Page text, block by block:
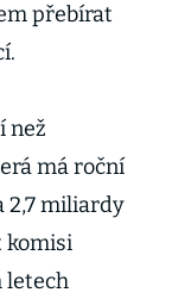
přebírat
než
má roční
2,7 miliardy
komisi
letech